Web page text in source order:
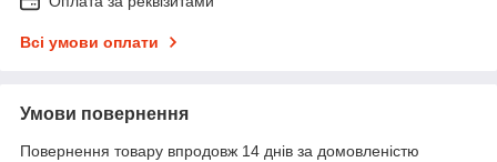
Всі умови оплати
Умови повернення
Повернення товару впродовж 14 днів за домовленістю